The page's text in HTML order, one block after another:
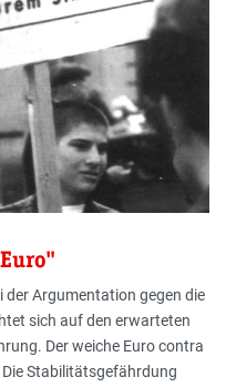
der Argumentation gegen die
sich auf den erwarteten
Der weiche Euro contra
Stabilitätsgefährdung